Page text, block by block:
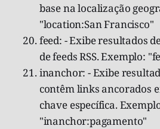
base na localização
"location:San Francisco"
feed: - Exibe resultados
de feeds RSS. Exemplo:
inanchor: - Exibe
contêm links ancorados
chave específica.
"inanchor:pagamento"